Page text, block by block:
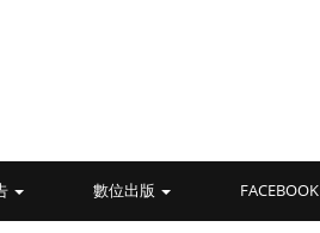
數位出版 FACEBOOK